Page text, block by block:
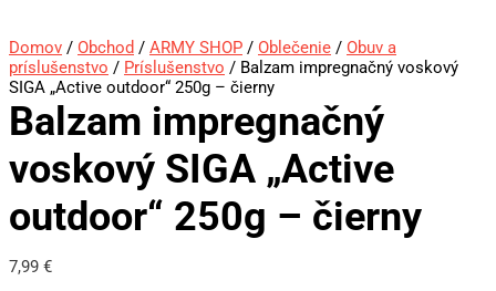
Domov / Obchod / ARMY SHOP / Oblečenie / Obuv a
príslušenstvo / Príslušenstvo / Balzam impregnačný voskový
SIGA „Active outdoor“ 250g – čierny
Balzam impregnačný
voskový SIGA „Active
outdoor“ 250g – čierny
7,99 €